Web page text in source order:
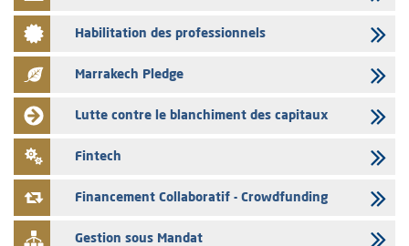
03/08/2026
Liste des agréments et visas d'OPCVM accordés par l'AMMC pour le
mois de juillet 2026
03/08/2026
L' AMMC publie les indicateurs mensuels du marché des capitaux pour
le mois de Juin 2026
31/07/2026
L’AMMC met sur son site internet les publications réalisées par les
émetteurs du 30 au 31 juillet 2026
Habilitation des professionnels
Marrakech Pledge
Lutte contre le blanchiment des capitaux
Fintech
Financement Collaboratif - Crowdfunding
Gestion sous Mandat